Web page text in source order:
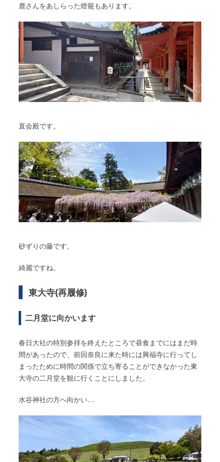
鹿さんをあしらった燈籠もあります。
直会殿です。
砂ずりの藤です。
綺麗ですね。
東大寺(再履修)
二月堂に向かいます
春日大社の特別参拝を終えたところで昼食までにはまだ時
間があったので、前回奈良に来た時には興福寺に行ってし
まったために時間の関係で立ち寄ることができなかった東
大寺の二月堂を観に行くことにしました。
水谷神社の方へ向かい…